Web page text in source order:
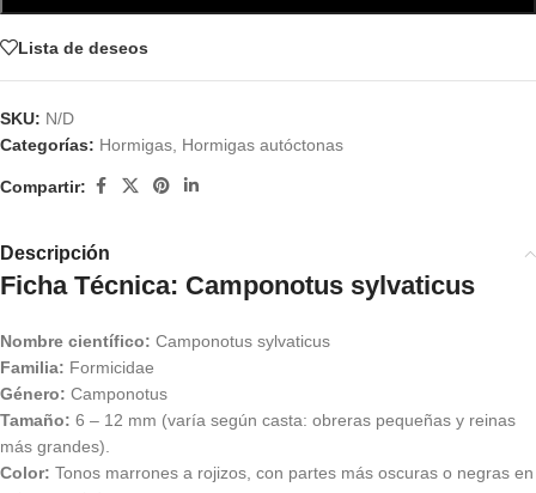
Lista de deseos
SKU: N/D
Categorías: Hormigas, Hormigas autóctonas
Compartir:
Descripción
Ficha Técnica: Camponotus sylvaticus
Nombre científico: Camponotus sylvaticus
Familia: Formicidae
Género: Camponotus
Tamaño: 6 – 12 mm (varía según casta: obreras pequeñas y reinas
más grandes).
Color: Tonos marrones a rojizos, con partes más oscuras o negras en